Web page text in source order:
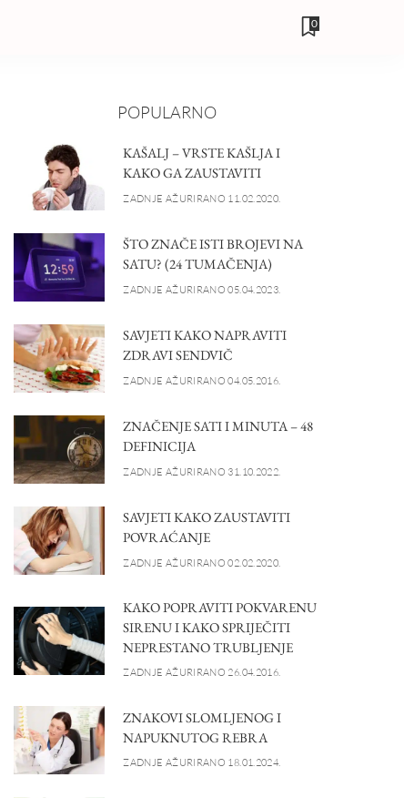
0
POPULARNO
KAŠALJ – VRSTE KAŠLJA I
KAKO GA ZAUSTAVITI
ZADNJE AŽURIRANO 11.02.2020.
ŠTO ZNAČE ISTI BROJEVI NA
SATU? (24 TUMAČENJA)
ZADNJE AŽURIRANO 05.04.2023.
SAVJETI KAKO NAPRAVITI
ZDRAVI SENDVIČ
ZADNJE AŽURIRANO 04.05.2016.
ZNAČENJE SATI I MINUTA – 48
DEFINICIJA
ZADNJE AŽURIRANO 31.10.2022.
SAVJETI KAKO ZAUSTAVITI
POVRAĆANJE
ZADNJE AŽURIRANO 02.02.2020.
KAKO POPRAVITI POKVARENU
SIRENU I KAKO SPRIJEČITI
NEPRESTANO TRUBLJENJE
ZADNJE AŽURIRANO 26.04.2016.
ZNAKOVI SLOMLJENOG I
NAPUKNUTOG REBRA
ZADNJE AŽURIRANO 18.01.2024.